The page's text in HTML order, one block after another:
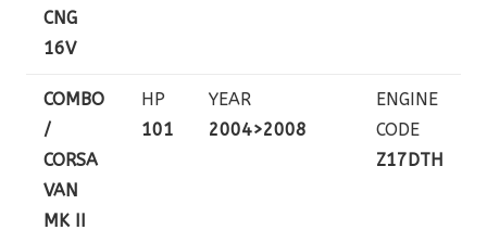
CNG
16V
COMBO
/
CORSA
VAN
MK II
HP
101
YEAR
2004>2008
ENGINE
CODE
Z17DTH